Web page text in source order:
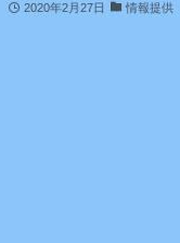
2020年2月27日 情報提供